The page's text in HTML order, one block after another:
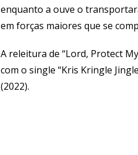
enquanto a ouve o
em forças maiores que se
A releitura de “Lord, Protect
com o single “Kris Kringle
(2022).